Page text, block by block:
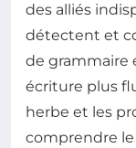
des alliés
détectent et
de grammaire
écriture plus
herbe et les
comprendre